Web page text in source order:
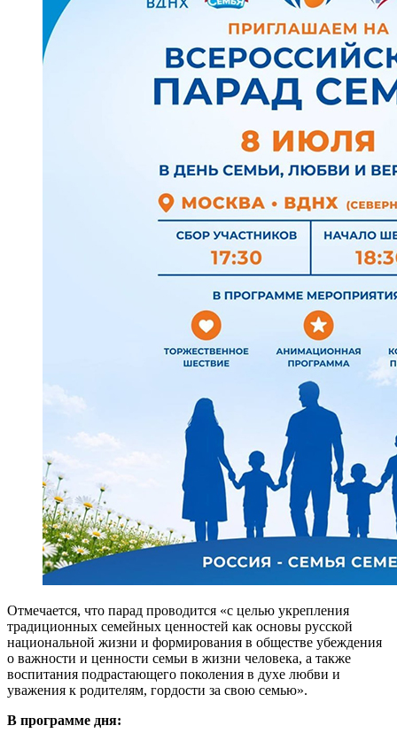
Отмечается, что парад проводится «с целью укрепления
традиционных семейных ценностей как основы русской
национальной жизни и формирования в обществе убеждения
о важности и ценности семьи в жизни человека, а также
воспитания подрастающего поколения в духе любви и
уважения к родителям, гордости за свою семью».
В программе дня: